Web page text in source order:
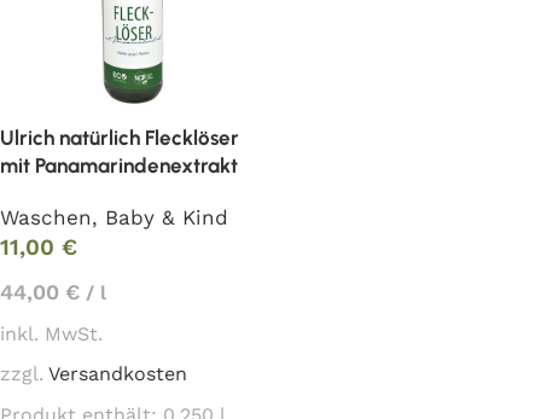
Ulrich natürlich Flecklöser
mit Panamarindenextrakt
Waschen, Baby & Kind
11,00 €
44,00 € / l
inkl. MwSt.
zzgl. Versandkosten